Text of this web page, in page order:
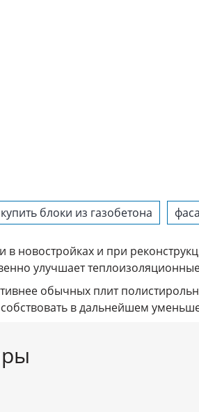
купить блоки из газобетона
новостройках и при
улучшает
обычных плит
в дальнейшем